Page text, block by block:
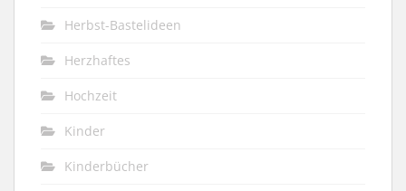
Herbst-Bastelideen
Herzhaftes
Hochzeit
Kinder
Kinderbücher